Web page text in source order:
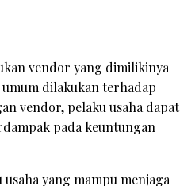
vendor yang dimilikinya
dilakukan terhadap
vendor, pelaku usaha dapat
pada keuntungan
yang mampu menjaga